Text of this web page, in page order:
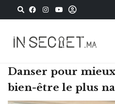
Danser pour
bien-être le plus